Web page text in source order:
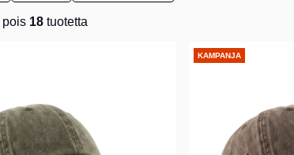
pois 18 tuotetta
KAMPANJA